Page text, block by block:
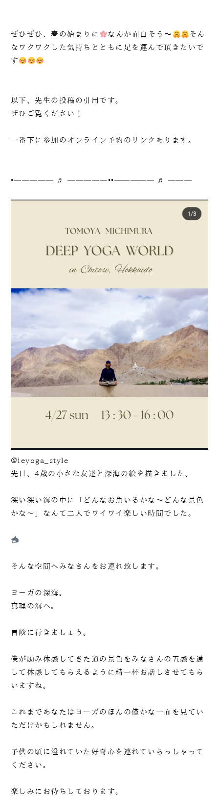
ぜひぜひ、春の始まりに なんか面白そう〜
そん
なワクワクした気持ちとともに足を運んで頂きたいで
す
以下、先生の投稿の引用です。
ぜひご覧ください！
一番下に参加のオンライン予約のリンクあります。
•————— ♬ —————••————— ♬ ———
@ieyoga_style
先日、4歳の小さな友達と深海の絵を描きました。
深い深い海の中に「どんなお魚いるかな～どんな景色
かな～」なんて二人でワイワイ楽しい時間でした。
そんな空間へみなさんをお連れ致します。
ヨーガの深海。
真理の海へ。
冒険に行きましょう。
僕が励み体感してきた道の景色をみなさんの五感を通
して体感してもらえるように精一杯お話しさせてもら
いますね。
これまであなたはヨーガのほんの僅かな一面を見てい
ただけかもしれません。
子供の頃に溢れていた好奇心を連れていらっしゃって
ください。
楽しみにお待ちしております。
090-1302-3033
火曜日～日曜日 / 8：00～20：00（月曜日定休）